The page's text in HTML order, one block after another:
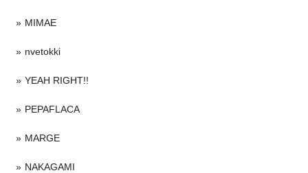
MIMAE
nvetokki
YEAH RIGHT!!
PEPAFLACA
MARGE
NAKAGAMI